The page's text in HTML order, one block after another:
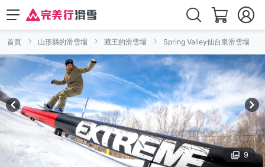
首頁 山形縣的滑雪場 藏王的滑雪場 Spring Valley仙台泉滑雪場
9